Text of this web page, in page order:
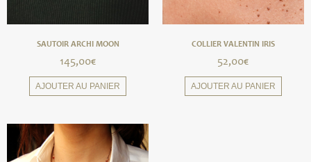
SAUTOIR ARCHI MOON
145,00€
AJOUTER AU PANIER
COLLIER VALENTIN IRIS
52,00€
AJOUTER AU PANIER